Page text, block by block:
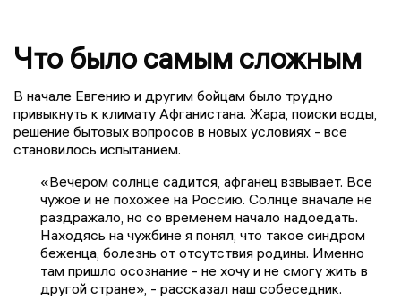
Что было самым сложным
В начале Евгению и другим бойцам было трудно
привыкнуть к климату Афганистана. Жара, поиски воды,
решение бытовых вопросов в новых условиях - все
становилось испытанием.
«Вечером солнце садится, афганец взвывает. Все
чужое и не похожее на Россию. Солнце вначале не
раздражало, но со временем начало надоедать.
Находясь на чужбине я понял, что такое синдром
беженца, болезнь от отсутствия родины. Именно
там пришло осознание - не хочу и не смогу жить в
другой стране», - рассказал наш собеседник.